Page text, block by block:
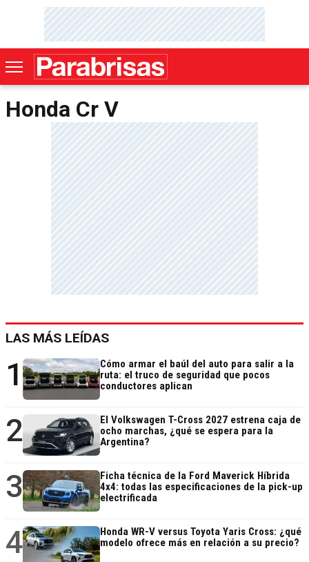
Honda Cr V
LAS MÁS LEÍDAS
1
Cómo armar el baúl del auto para salir a la
ruta: el truco de seguridad que pocos
conductores aplican
2
El Volkswagen T-Cross 2027 estrena caja de
ocho marchas, ¿qué se espera para la
Argentina?
3
Ficha técnica de la Ford Maverick Híbrida
4x4: todas las especificaciones de la pick-up
electrificada
4
Honda WR-V versus Toyota Yaris Cross: ¿qué
modelo ofrece más en relación a su precio?